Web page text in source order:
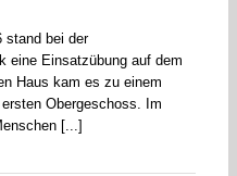
stand bei der
eine Einsatzübung auf dem
Haus kam es zu einem
Obergeschoss. Im
[...]